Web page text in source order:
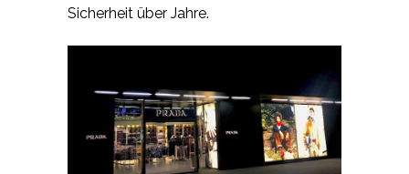
Sicherheit über Jahre.